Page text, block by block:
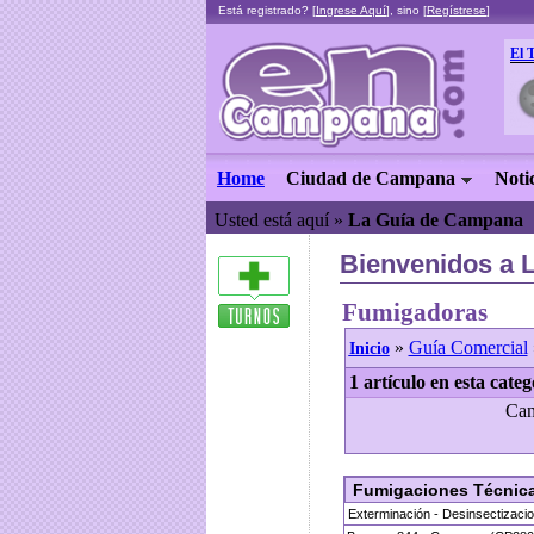
Está registrado? [Ingrese Aquí], sino [Regístrese]
El
Home Ciudad de Campana
Usted está aquí » La Guía de Campana
Bienvenidos a
Fumigadoras
Inicio» Guía Comercial
1 artículo en esta
Fumigaciones
Exterminación -